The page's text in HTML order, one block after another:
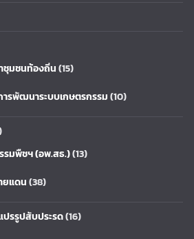
ชุมชนท้องถิ่น(15)
รพัฒนาระบบเกษตรกรรม(10)
รมพืชฯ (อพ.สธ.)(13)
ยแดน(38)
รรูปสับประรด(16)